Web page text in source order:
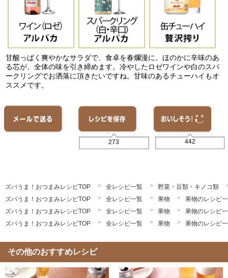
甘酸っぱく爽やかなサラダで、食卓を春爛漫に。ほのかに辛味のあ
る芯が、全体の味を引き締めます。冷やしたロゼワインや白のスパ
ークリングでお洒落に頂きたいですね。甘味のあるチューハイもオ
ススメです。
273 442
ズバうま！おつまみレシピTOP 全レシピ一覧
野菜・豆類・キノコ類
ズバうま！おつまみレシピTOP
全レシピ一覧 果物
果物のレシピ
ズバうま！おつまみレシピTOP
全レシピ一覧 果物
果物のレシピ
ズバうま！おつまみレシピTOP
全レシピ一覧 果物 果物のレシピ
その他のおすすめレシピ